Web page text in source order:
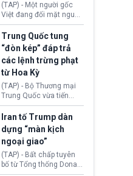
(TAP) - Một người gốc
Việt đang đối mặt nguy
cơ bị trục xuất khỏi Hoa
Kỳ sau khi đã chấp hành
xong bản án liên quan
đến tội ác từ hơn 30
năm trước tại California.
Trung Quốc tung
“đòn kép” đáp trả
các lệnh trừng phạt
từ Hoa Kỳ
(TAP) - Bộ Thương mại
Trung Quốc vừa tiến
hành áp đặt lệnh trừng
phạt lên hàng loạt thực
thể và siết chặt kiểm
soát xuất khẩu máy bay
không người lái (UAV)
sang Hoa Kỳ. Động thái
này nhằm đáp trả các
biện pháp hạn chế
Iran tố Trump dàn
dựng “màn kịch
ngoại giao”
(TAP) - Bất chấp tuyên
bố từ Tổng thống Donald
Trump về tiến trình đàm